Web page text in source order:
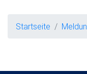
Startseite